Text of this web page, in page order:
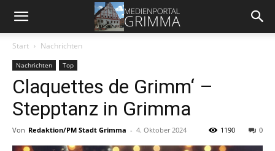
Start Nachrichten
Nachrichten Top
Claquettes de Grimm‘ –
Stepptanz in Grimma
Von Redaktion/PM Stadt Grimma - 4. Oktober 2024 0
1190